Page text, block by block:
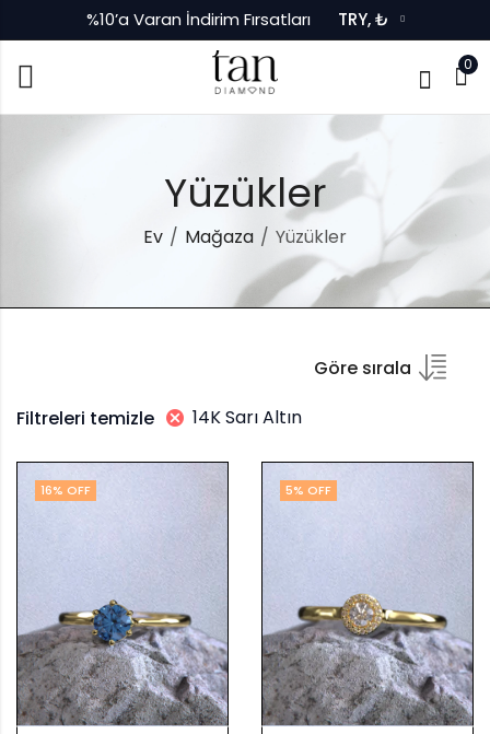
%10’a Varan İndirim Fırsatları TRY, ₺
0
Yüzükler
Ev Mağaza Yüzükler
Göre sırala
Filtreleri temizle
14K Sarı Altın
16% OFF 5% OFF